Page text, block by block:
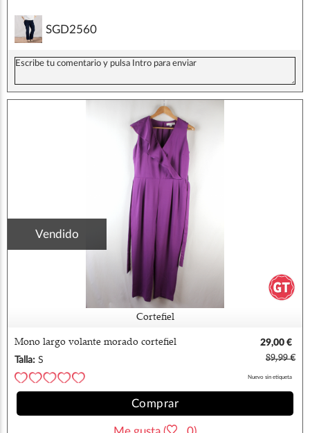
SGD2560
Vendido
Cortefiel
Mono largo volante morado cortefiel
29,00 €
Talla: S 89,99 €
Nuevo sin etiqueta
Comprar